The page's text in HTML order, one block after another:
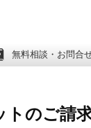
無料相談・お問合
トのご請